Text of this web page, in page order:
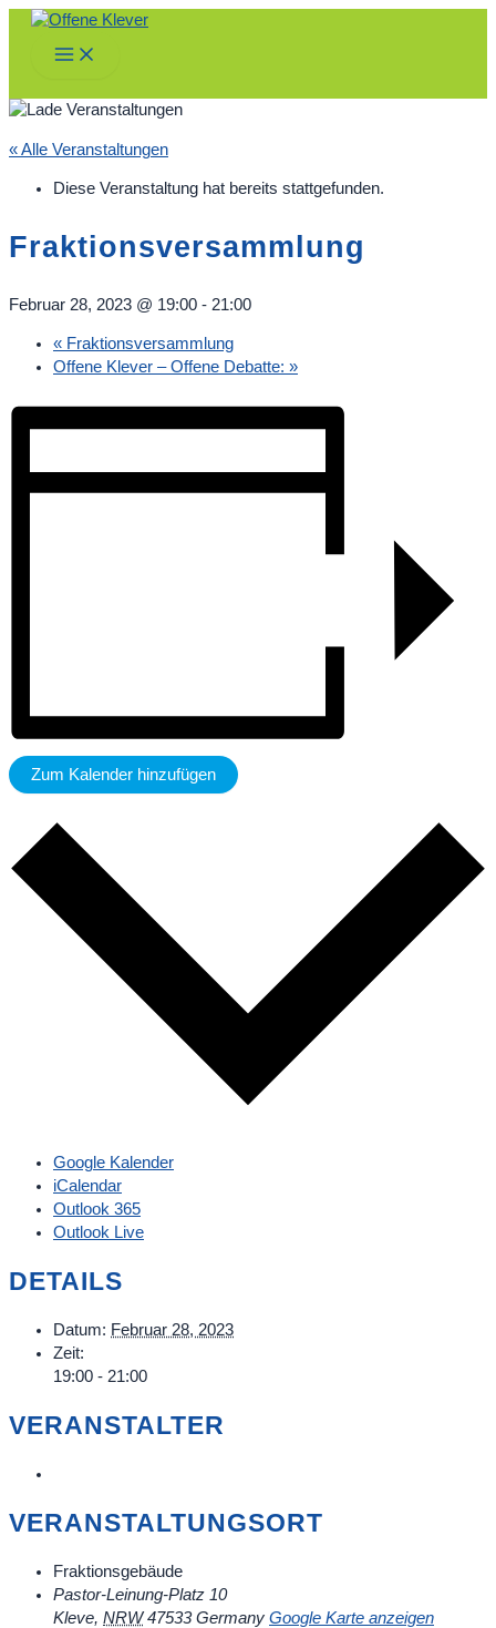
Zum
springen
Main
Menu
« Alle Veranstaltungen
Diese Veranstaltung hat bereits stattgefunden.
Fraktionsversammlung
Februar 28, 2023 @ 19:00 - 21:00
« Fraktionsversammlung
Offene Klever – Offene Debatte: »
Zum Kalender hinzufügen
Google Kalender
iCalendar
Outlook 365
Outlook Live
DETAILS
Datum: Februar 28, 2023
Zeit:
19:00 - 21:00
VERANSTALTER
VERANSTALTUNGSORT
Fraktionsgebäude
Pastor-Leinung-Platz 10
Kleve, NRW 47533 Germany Google Karte anzeigen